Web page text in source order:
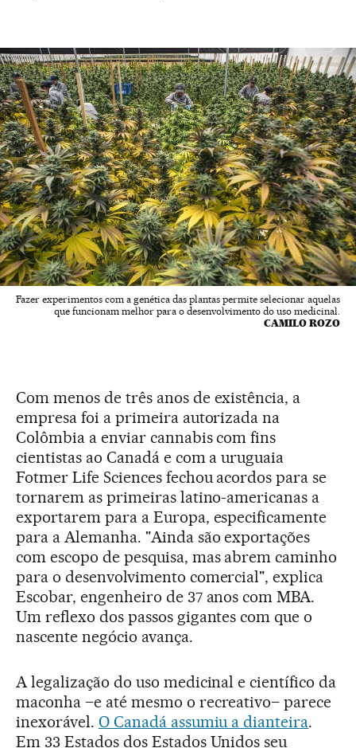
Fazer experimentos com a genética das plantas permite selecionar aquelas
que funcionam melhor para o desenvolvimento do uso medicinal.
CAMILO ROZO
Com menos de três anos de existência, a
empresa foi a primeira autorizada na
Colômbia a enviar cannabis com fins
cientistas ao Canadá e com a uruguaia
Fotmer Life Sciences fechou acordos para se
tornarem as primeiras latino-americanas a
exportarem para a Europa, especificamente
para a Alemanha. "Ainda são exportações
com escopo de pesquisa, mas abrem caminho
para o desenvolvimento comercial", explica
Escobar, engenheiro de 37 anos com MBA.
Um reflexo dos passos gigantes com que o
nascente negócio avança.
A legalização do uso medicinal e científico da
maconha –e até mesmo o recreativo– parece
inexorável. O Canadá assumiu a dianteira.
Em 33 Estados dos Estados Unidos seu